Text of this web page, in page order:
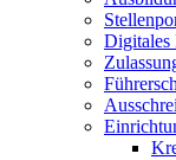
Digitales